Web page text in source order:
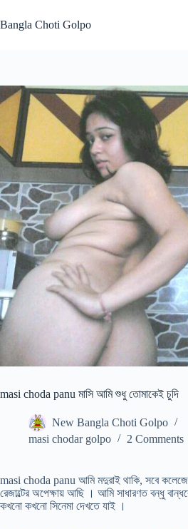
to
content
Bangla Choti Golpo
masi choda panu মাসি আমি শুধু তোমাকেই চুদি
New Bangla Choti Golpo
masi chodar golpo
2 Comments
masi choda panu আমি মদুরাই থাকি, সবে কলেজের
রেজাল্টের অপেক্ষায় আছি । আমি সাধারণত বন্ধু
কখনো কখনো সিনেমা দেখতে যাই ।